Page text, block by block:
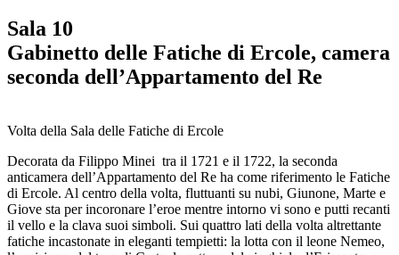
Sala 10
Gabinetto delle Fatiche di Ercole, camera
seconda dell’Appartamento del Re
Volta della Sala delle Fatiche di Ercole
Decorata da Filippo Minei tra il 1721 e il 1722, la seconda
anticamera dell’Appartamento del Re ha come riferimento le Fatiche
di Ercole. Al centro della volta, fluttuanti su nubi, Giunone, Marte e
Giove sta per incoronare l’eroe mentre intorno vi sono e putti recanti
il vello e la clava suoi simboli. Sui quattro lati della volta altrettante
fatiche incastonate in eleganti tempietti: la lotta con il leone Nemeo,